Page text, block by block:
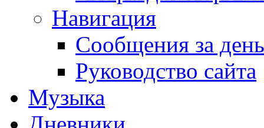
Навигация
Сообщения за день
Руководство сайта
Музыка